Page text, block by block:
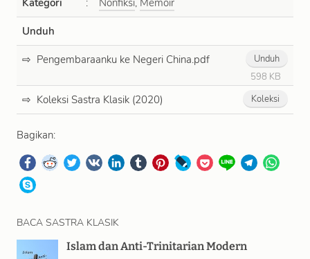
Kategori : Nonfiksi, Memoir
Unduh
Unduh
598 KB
Pengembaraanku ke Negeri China.pdf
Koleksi
Koleksi Sastra Klasik (2020)
Bagikan:
BACA SASTRA KLASIK
Islam dan Anti-Trinitarian Modern